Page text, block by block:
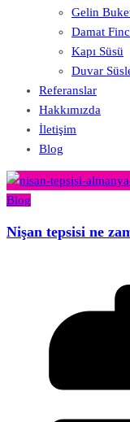
Gelin
Damat
Kapı Süsü
Duvar
Referanslar
Hakkımızda
İletişim
Blog
Blog
Nişan tepsisi ne